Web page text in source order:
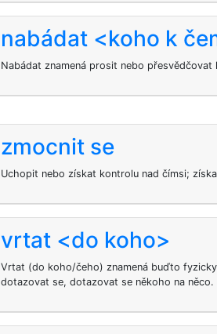
nabádat <koho k
Nabádat znamená prosit nebo přesvědčovat
zmocnit se
Uchopit nebo získat kontrolu nad čímsi;
vrtat <do koho>
Vrtat (do koho/čeho) znamená buďto
dotazovat se, dotazovat se někoho na něco.